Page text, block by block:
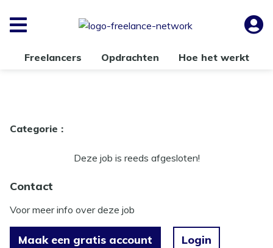
Freelancers Opdrachten Hoe het werkt
Categorie :
Deze job is reeds afgesloten!
Contact
Voor meer info over deze job
Maak een gratis account Login